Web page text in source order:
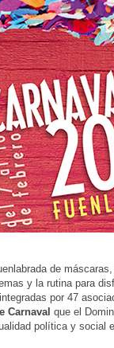
de
y la rutina para
por 47
Carnaval que el
política y social